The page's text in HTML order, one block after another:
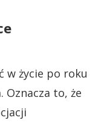
w życie po roku
to, że